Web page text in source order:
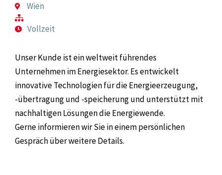
Wien
Vollzeit
Unser Kunde ist ein weltweit führendes
Unternehmen im Energiesektor. Es entwickelt
innovative Technologien für die Energieerzeugung,
-übertragung und -speicherung und unterstützt mit
nachhaltigen Lösungen die Energiewende.
Gerne informieren wir Sie in einem persönlichen
Gespräch über weitere Details.